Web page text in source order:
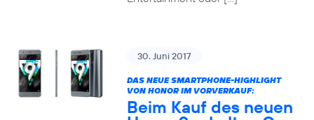
30. Juni 2017
DAS NEUE SMARTPHONE-HIGHLIGHT
VON HONOR IM VORVERKAUF:
Beim Kauf des neuen